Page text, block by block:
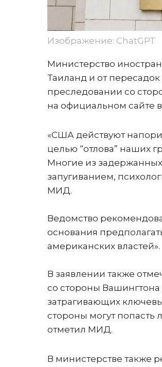
Изображение: ChatGPT
Министерство
Таиланд и от пересадок
преследовании со
на официальном сайте
«США действуют
целью “отлова” наших
Многие из
запугиванием,
МИД.
Ведомство
основания
американских властей».
В заявлении также
со стороны
затрагивающих
стороны могут
отметил МИД.
В министерстве также